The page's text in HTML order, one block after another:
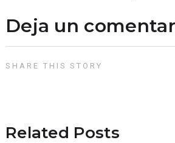
Deja un
SHARE THIS STORY
Related Posts